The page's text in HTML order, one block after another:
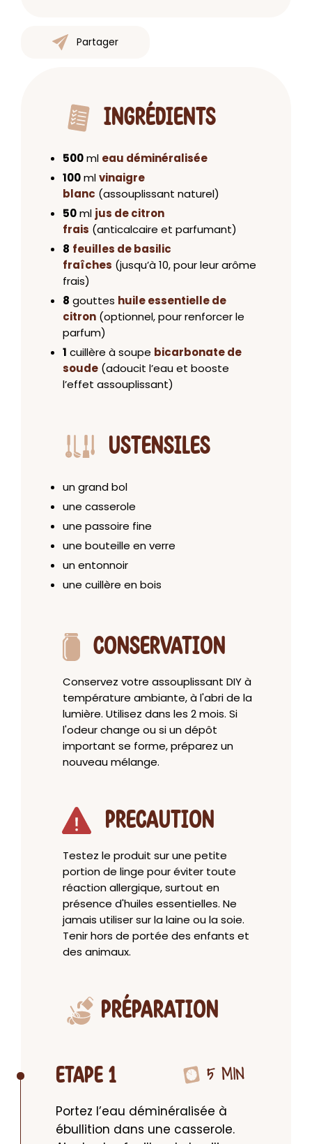
Partager
INGRÉDIENTS
500ml eau déminéralisée
100mlvinaigre
blanc (assouplissant naturel)
50ml jus de citron
frais (anticalcaire et parfumant)
8 feuilles de basilic
fraîches (jusqu’à 10, pour leur arôme
frais)
8 gouttes huile essentielle de
citron (optionnel, pour renforcer le
parfum)
1 cuillère à soupe bicarbonate de
soude (adoucit l’eau et booste
l’effet assouplissant)
USTENSILES
un grand bol
une casserole
une passoire fine
une bouteille en verre
un entonnoir
une cuillère en bois
CONSERVATION
Conservez votre assouplissant DIY à
température ambiante, à l'abri de la
lumière. Utilisez dans les 2 mois. Si
l'odeur change ou si un dépôt
important se forme, préparez un
nouveau mélange.
PRECAUTION
Testez le produit sur une petite
portion de linge pour éviter toute
réaction allergique, surtout en
présence d'huiles essentielles. Ne
jamais utiliser sur la laine ou la soie.
Tenir hors de portée des enfants et
des animaux.
PRÉPARATION
ETAPE 1 5 MIN
Portez l’eau déminéralisée à
ébullition dans une casserole.